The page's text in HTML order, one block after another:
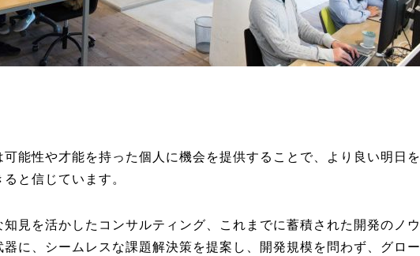
可能性や才能を持った個人に機会を提供することで、より良い明日を
と信じています。
知見を活かしたコンサルティング、これまでに蓄積された開発のノウ
器に、シームレスな課題解決策を提案し、開発規模を問わず、グロー